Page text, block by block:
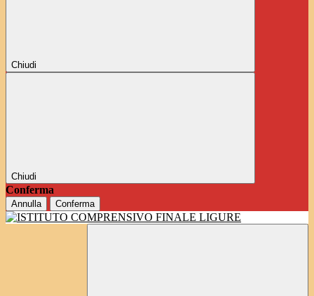
Chiudi
Chiudi
Conferma
Annulla Conferma